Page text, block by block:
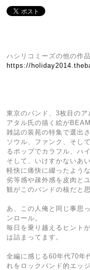
ハシリコミーズの他の作
https://
東京のバンド、3枚目のア
アタル氏の描く絵が
雑誌の装苑の特集で選出
ソウル、ファンク、そし
るポップでカラフル、ハ
そして、いけすかないあ
軽快に痛快に綴ったよう
劣等感や疎外感を皮肉と
観がこのバンドの核だと思
あ、この人俺と同じ事思
ンロール。
毎日を乗り越えるヒント
は詰まってます。
全編に感じる60年代70年
れをロックバンド的エッ